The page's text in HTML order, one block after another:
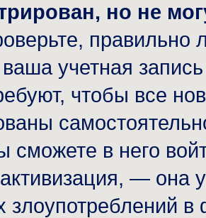
но не
правильно
учетная
чтобы все
сможете в него
— она
злоупотреблений